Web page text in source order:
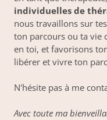
individuelles de
nous travaillons sur
ton parcours ou ta vie
en toi, et favorisons
libérer et vivre ton
N'hésite pas à me
Avec toute ma